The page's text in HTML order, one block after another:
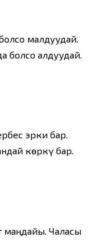
малдуудай.
болсо алдуудай.
эрки бар.
көркү бар.
маңдайы. Чаласы